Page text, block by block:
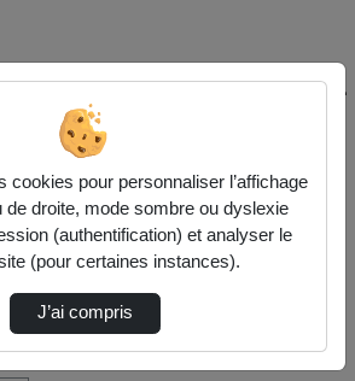
de l'université Paris
un média sur Médiathèque de l'université
cookies pour personnaliser l’affichage
de droite, mode sombre ou dyslexie
(authentification) et analyser le
(pour certaines instances).
J’ai compris